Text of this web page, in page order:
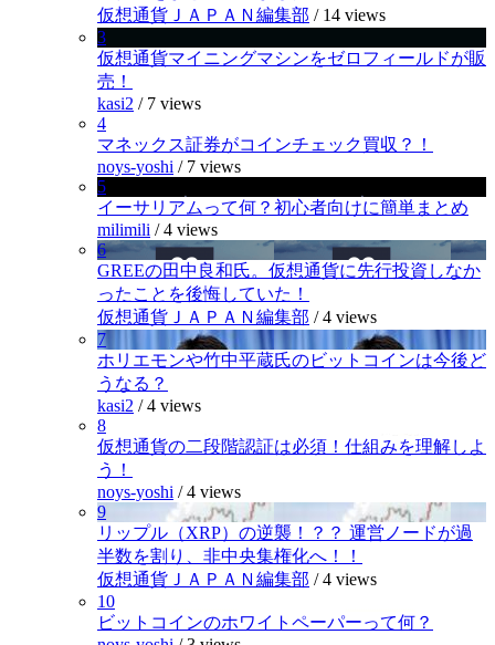
仮想通貨ＪＡＰＡＮ編集部 / 14 views
3
仮想通貨マイニングマシンをゼロフィールドが販
売！
kasi2 / 7 views
4
マネックス証券がコインチェック買収？！
noys-yoshi / 7 views
5
イーサリアムって何？初心者向けに簡単まとめ
milimili /4 views
6
GREEの田中良和氏。仮想通貨に先行投資しなか
ったことを後悔していた！
仮想通貨ＪＡＰＡＮ編集部 /4 views
7
ホリエモンや竹中平蔵氏のビットコインは今後ど
うなる？
kasi2 /4 views
8
仮想通貨の二段階認証は必須！仕組みを理解しよ
う！
noys-yoshi /4 views
9
リップル（XRP）の逆襲！？？ 運営ノードが過
半数を割り、非中央集権化へ！！
仮想通貨ＪＡＰＡＮ編集部 /4 views
10
ビットコインのホワイトペーパーって何？